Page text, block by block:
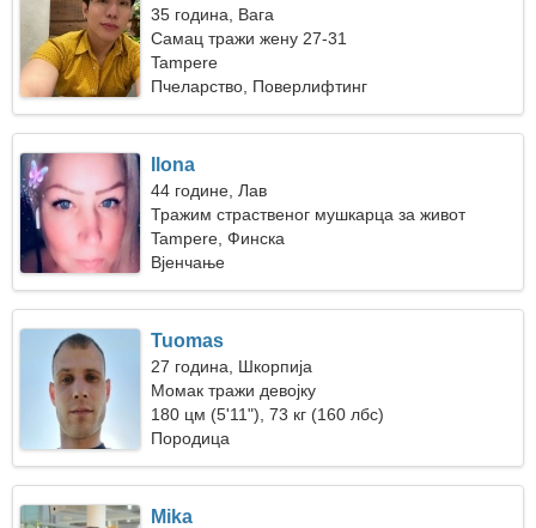
35 година, Вага
Самац тражи жену 27-31
Tampere
Пчеларство, Поверлифтинг
Ilona
44 године, Лав
Тражим страственог мушкарца за живот
Tampere, Финска
Вјенчање
Tuomas
27 година, Шкорпија
Момак тражи девојку
180 цм (5'11"), 73 кг (160 лбс)
Породица
Mika